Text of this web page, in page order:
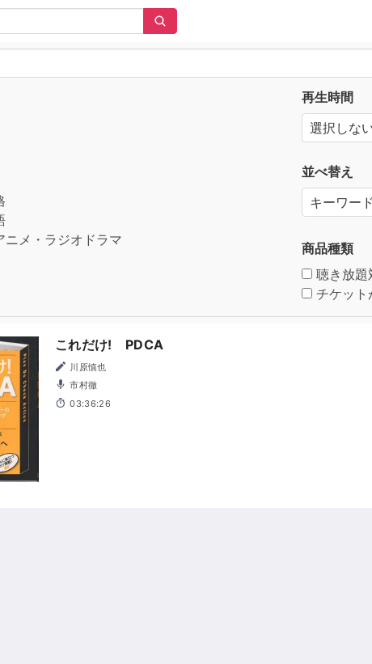
ニメ・ラジオドラマ
再生時間
並べ替え
商品種類
聴き放題
チケット
これだけ! PDCA
川原慎也
市村徹
03:36:26